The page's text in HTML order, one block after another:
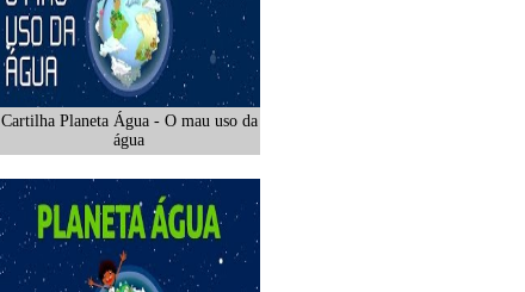
Cartilha Planeta Água - O mau uso da
água